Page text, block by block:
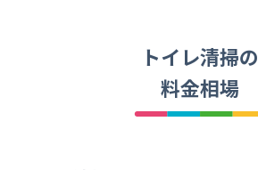
トイレ清掃の
料金相場